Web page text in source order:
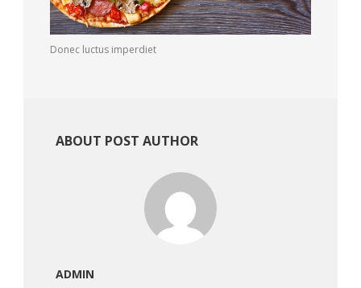
Donec luctus imperdiet
ABOUT POST AUTHOR
ADMIN